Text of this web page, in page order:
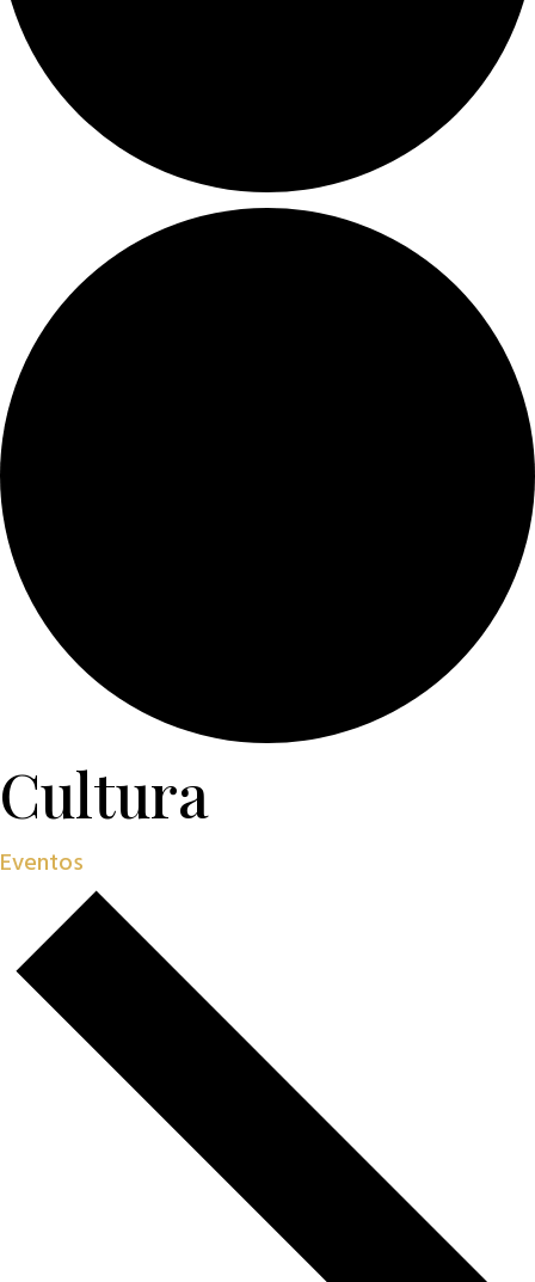
Cultura
Eventos